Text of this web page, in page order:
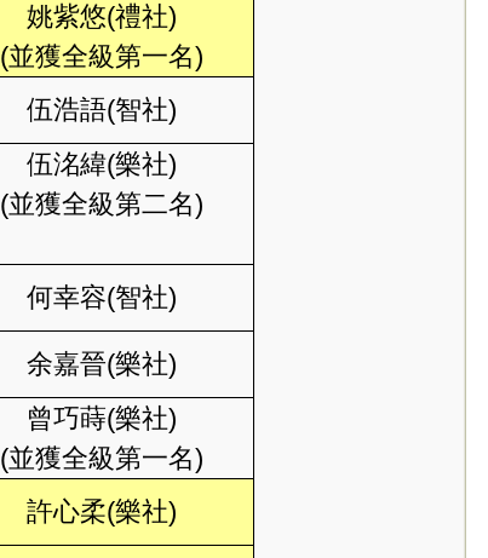
姚紫悠(禮社)
(並獲全級第一名)
伍浩語(智社)
伍洺緯(樂社)
(並獲全級第二名)
何幸容(智社)
余嘉晉(樂社)
曾巧蒔(樂社)
(並獲全級第一名)
許心柔(樂社)